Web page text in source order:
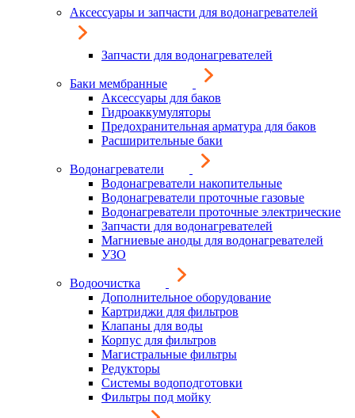
Аксессуары и запчасти для водонагревателей
Запчасти для водонагревателей
Баки мембранные
Аксессуары для баков
Гидроаккумуляторы
Предохранительная арматура для баков
Расширительные баки
Водонагреватели
Водонагреватели накопительные
Водонагреватели проточные газовые
Водонагреватели проточные электрические
Запчасти для водонагревателей
Магниевые аноды для водонагревателей
УЗО
Водоочистка
Дополнительное оборудование
Картриджи для фильтров
Клапаны для воды
Корпус для фильтров
Магистральные фильтры
Редукторы
Системы водоподготовки
Фильтры под мойку